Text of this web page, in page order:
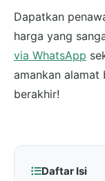
Dapatkan
harga yang
via WhatsApp
amankan alamat
berakhir!
Daftar Isi